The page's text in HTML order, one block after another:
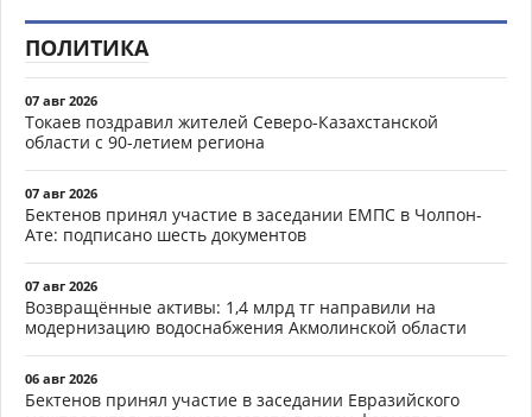
ПОЛИТИКА
07 авг 2026
Токаев поздравил жителей Северо-Казахстанской
области с 90-летием региона
07 авг 2026
Бектенов принял участие в заседании ЕМПС в Чолпон-
Ате: подписано шесть документов
07 авг 2026
Возвращённые активы: 1,4 млрд тг направили на
модернизацию водоснабжения Акмолинской области
06 авг 2026
Бектенов принял участие в заседании Евразийского